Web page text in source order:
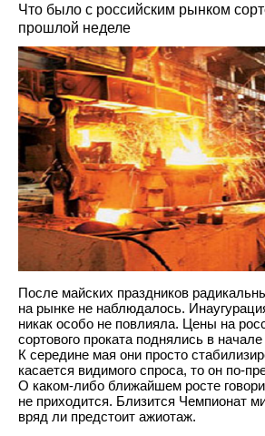
Что было с российским рынком
прошлой неделе
После майских праздников
на рынке не наблюдалось.
никак особо не повлияла. Цены на
сортового проката поднялись в
К середине мая они просто
касается видимого спроса, то он по-
О каком-либо ближайшем росте
не приходится. Близится Чемпионат
вряд ли предстоит ажиотаж.